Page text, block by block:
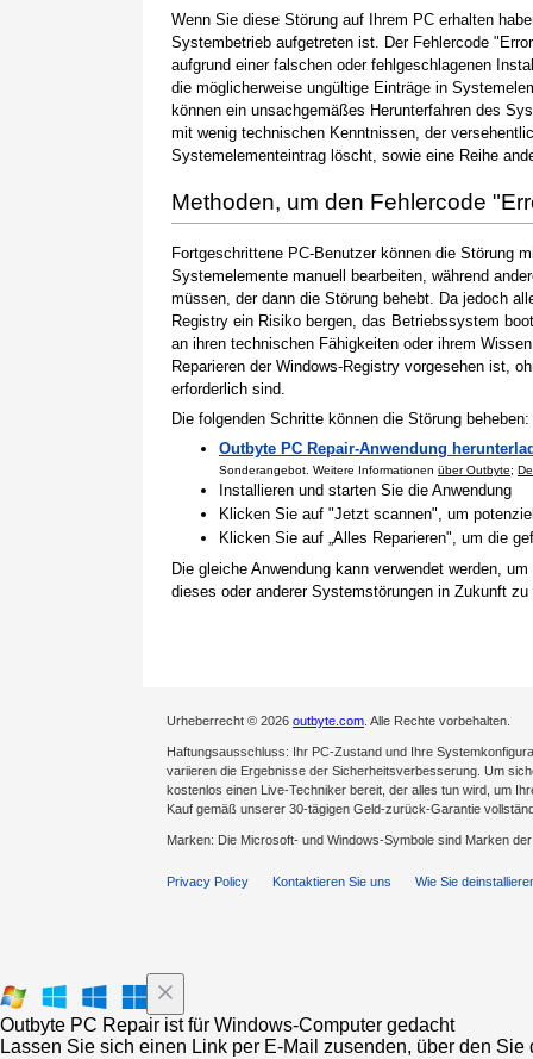
Wenn Sie diese Störung auf Ihrem PC erhalten
Systembetrieb aufgetreten ist. Der Fehlercode
aufgrund einer falschen oder fehlgeschlagenen
die möglicherweise ungültige Einträge in
können ein unsachgemäßes Herunterfahren des
mit wenig technischen Kenntnissen, der
Systemelementeintrag löscht, sowie eine Reihe
Methoden, um den Fehlercode
Fortgeschrittene PC-Benutzer können die Störung
Systemelemente manuell bearbeiten, während
müssen, der dann die Störung behebt. Da jedoch
Registry ein Risiko bergen, das Betriebssystem
an ihren technischen Fähigkeiten oder ihrem
Reparieren der Windows-Registry vorgesehen ist,
erforderlich sind.
Die folgenden Schritte können die Störung beheben:
Outbyte PC Repair-Anwendung
Sonderangebot. Weitere Informationen über Outbyte;
Installieren und starten Sie die Anwendung
Klicken Sie auf "Jetzt scannen", um
Klicken Sie auf „Alles Reparieren", um die
Die gleiche Anwendung kann verwendet werden,
dieses oder anderer Systemstörungen in Zukunft zu
Urheberrecht © 2026 outbyte.com . Alle Rechte vorbehalten.
Haftungsausschluss: Ihr PC-Zustand und Ihre
variieren die Ergebnisse der Sicherheitsverbesserung. Um
kostenlos einen Live-Techniker bereit, der alles tun wird, um
Kauf gemäß unserer 30-tägigen Geld-zurück-Garantie
Marken: Die Microsoft- und Windows-Symbole sind Marken
Privacy Policy Kontaktieren Sie uns Wie Sie
Outbyte PC Repair ist für Windows-Computer gedacht
Lassen Sie sich einen Link per E-Mail zusenden, über den